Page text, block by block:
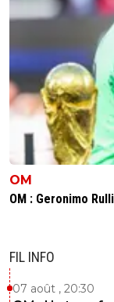
OM
OM : Geronimo
FIL INFO
07 août , 20:30